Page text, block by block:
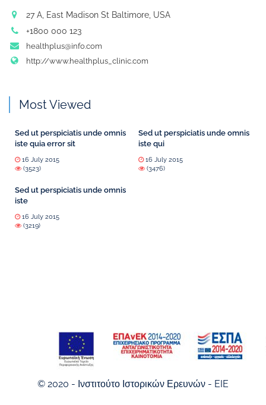
27 A, East Madison St Baltimore, USA
+1800 000 123
healthplus@info.com
http://www.healthplus_clinic.com
Most Viewed
Sed ut perspiciatis unde omnis
iste quia error sit
16 July 2015
(3523)
Sed ut perspiciatis unde omnis
iste qui
16 July 2015
(3476)
Sed ut perspiciatis unde omnis
iste
16 July 2015
(3219)
© 2020 - Ινστιτούτο Ιστορικών Ερευνών - EIE